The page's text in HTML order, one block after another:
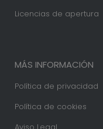
Licencias de apertura
MÁS INFORMACIÓN
Política de privacidad
Política de cookies